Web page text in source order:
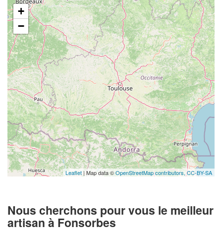
+
−
Leaflet | Map data ©OpenStreetMap contributors,CC-BY-SA
Nous cherchons pour vous le meilleur
artisan à Fonsorbes